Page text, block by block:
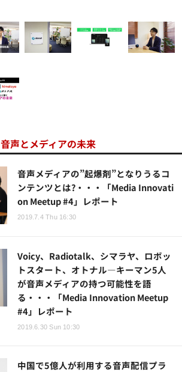
音声とメディアの未来
音声メディアの”起爆剤”となりうるコ
ンテンツとは?・・・「Media Innovati
on Meetup #4」レポート
2019.7.4 Thu 16:30
Voicy、Radiotalk、シマラヤ、ロボッ
トスタート、オトナル―キーマン5人
が音声メディアの持つ可能性を語
る・・・「Media Innovation Meetup
#4」レポート
2019.6.30 Sun 10:30
中国で5億人が利用する音声配信プラ